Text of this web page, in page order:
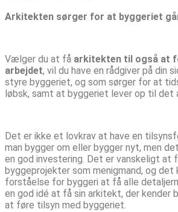
Arkitekten sørger for at byggeriet
Vælger du at få arkitekten til også at
arbejdet, vil du have en rådgiver på din
styre byggeriet, og som sørger for at
løbsk, samt at byggeriet lever op til det
Det er ikke et lovkrav at have en
man bygger om eller bygger nyt, men
en god investering. Det er vanskeligt at
byggeprojekter som menigmand, og det
forståelse for byggeri at få alle
en god idé at få sin arkitekt, der kender
at føre tilsyn med byggeriet.